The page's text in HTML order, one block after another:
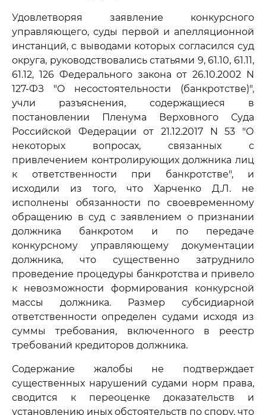
Удовлетворяя заявление конкурсного
управляющего, суды первой и апелляционной
инстанций, с выводами которых согласился суд
округа, руководствовались статьями 9, 61.10, 61.11,
61.12, 126 Федерального закона от 26.10.2002 N
127-ФЗ "О несостоятельности (банкротстве)",
учли разъяснения, содержащиеся в
постановлении Пленума Верховного Суда
Российской Федерации от 21.12.2017 N 53 "О
некоторых вопросах, связанных с
привлечением контролирующих должника лиц
к ответственности при банкротстве", и
исходили из того, что Харченко Д.Л. не
исполнены обязанности по своевременному
обращению в суд с заявлением о признании
должника банкротом и по передаче
конкурсному управляющему документации
должника, что существенно затруднило
проведение процедуры банкротства и привело
к невозможности формирования конкурсной
массы должника. Размер субсидиарной
ответственности определен судами исходя из
суммы требования, включенного в реестр
требований кредиторов должника.
Содержание жалобы не подтверждает
существенных нарушений судами норм права,
сводится к переоценке доказательств и
установлению иных обстоятельств по спору, что